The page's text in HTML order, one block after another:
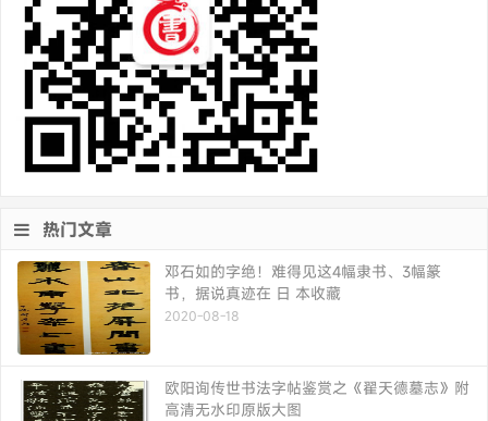
热门文章
邓石如的字绝！难得见这4幅隶书、3幅篆
书，据说真迹在 日 本收藏
2020-08-18
欧阳询传世书法字帖鉴赏之《翟天德墓志》附
高清无水印原版大图